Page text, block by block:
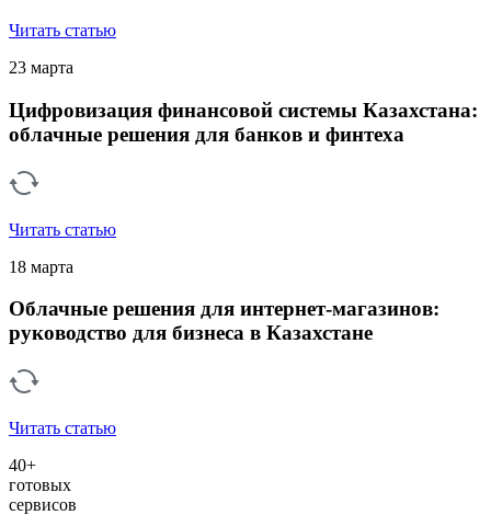
Читать статью
23 марта
Цифровизация финансовой системы Казахстана:
облачные решения для банков и финтеха
Читать статью
18 марта
Облачные решения для интернет-магазинов:
руководство для бизнеса в Казахстане
Читать статью
40+
готовых
сервисов